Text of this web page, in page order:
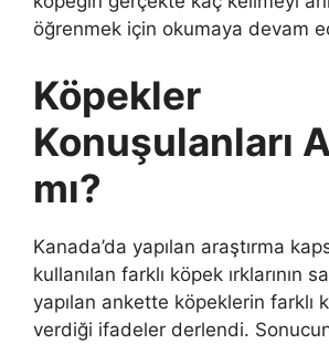
öğrenmek için okumaya devam
Köpekler
Konuşulanları
mı?
Kanada’da yapılan araştırma
kullanılan farklı köpek ırklarının
yapılan ankette köpeklerin farklı
verdiği ifadeler derlendi.